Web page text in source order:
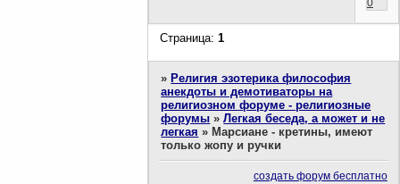
0
Страница:1
» Религия эзотерика философия
анекдоты и демотиваторы на
религиозном форуме - религиозные
форумы »Легкая беседа, а может и не
легкая » Марсиане - кретины, имеют
только жопу и ручки
создать форум бесплатно